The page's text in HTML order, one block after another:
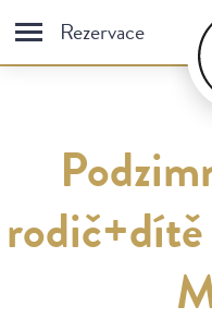
Dezerty
Dorty
Rezervace